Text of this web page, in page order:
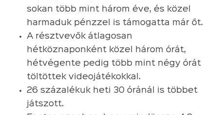
sokan több mint három éve, és közel
harmaduk pénzzel is támogatta már őt.
A résztvevők átlagosan
hétköznaponként közel három órát,
hétvégente pedig több mint négy órát
töltöttek videojátékokkal.
26 százalékuk heti 30 óránál is többet
játszott.